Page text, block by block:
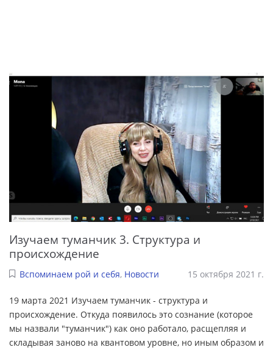
Изучаем туманчик 3. Структура и
происхождение
Вспоминаем рой и себя, Новости 15 октября 2021 г.
19 марта 2021 Изучаем туманчик - структура и
происхождение. Откуда появилось это сознание (которое
мы назвали "туманчик") как оно работало, расщепляя и
складывая заново на квантовом уровне, но иным образом и